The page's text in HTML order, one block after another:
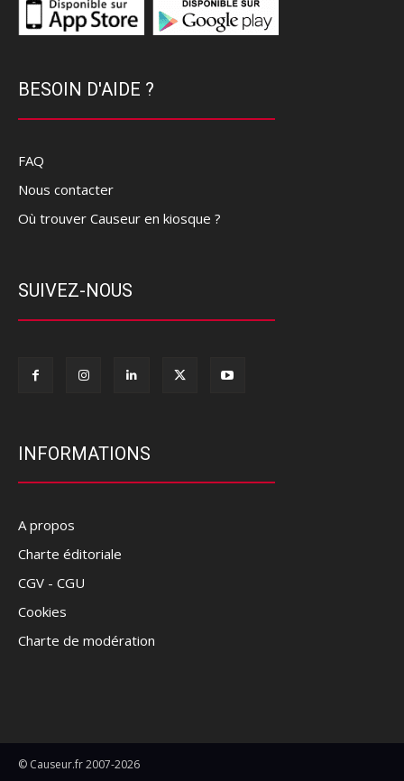
BESOIN D'AIDE ?
FAQ
Nous contacter
Où trouver Causeur en kiosque ?
SUIVEZ-NOUS
INFORMATIONS
A propos
Charte éditoriale
CGV - CGU
Cookies
Charte de modération
© Causeur.fr 2007-2026